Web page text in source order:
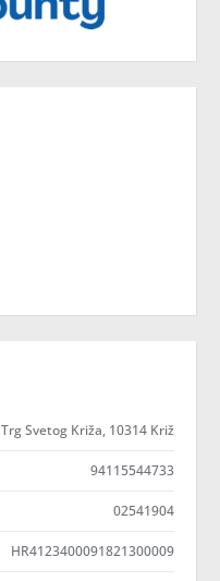
Trg Svetog Križa, 10314 Križ
94115544733
02541904
HR4123400091821300009